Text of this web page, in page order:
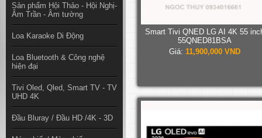
Sản phẩm Hội Thảo - Hội Nghị-
Âm Trần - Âm tường
Loa Karaoke Di Động
Loa Bluetooth & Công nghệ
hiện đại
Tivi Oled, Qled, Smart TV - TV
UHD 4K
Đầu Bluray / Đầu HD /4K - 3D
Smart Tivi QNED LG AI 4K 55
55QNED81BSA
Giá: 11,900,000 VND